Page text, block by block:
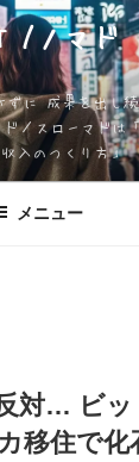
/ノマ
ずに 成果を出し
／スローマドは
入のつくり方」
メニュー
対… ビッ
移住で化